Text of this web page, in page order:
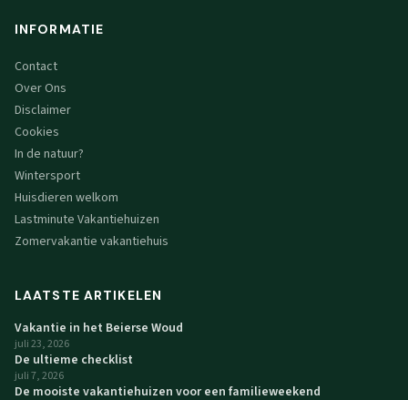
INFORMATIE
Contact
Over Ons
Disclaimer
Cookies
In de natuur?
Wintersport
Huisdieren welkom
Lastminute Vakantiehuizen
Zomervakantie vakantiehuis
LAATSTE ARTIKELEN
Vakantie in het Beierse Woud
juli 23, 2026
De ultieme checklist
juli 7, 2026
De mooiste vakantiehuizen voor een familieweekend